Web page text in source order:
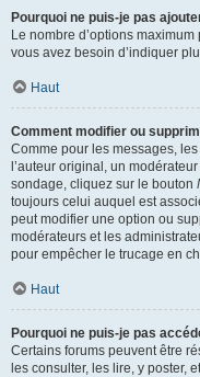
Pourquoi ne puis-je pas
Le nombre d’options
vous avez besoin d’indiquer
Haut
Comment modifier ou
Comme pour les messages,
l’auteur original, un
sondage, cliquez sur le bouton
toujours celui auquel est
peut modifier une option ou
modérateurs et les
pour empêcher le trucage en
Haut
Pourquoi ne puis-je pas
Certains forums peuvent être
les consulter, les lire, y poster,